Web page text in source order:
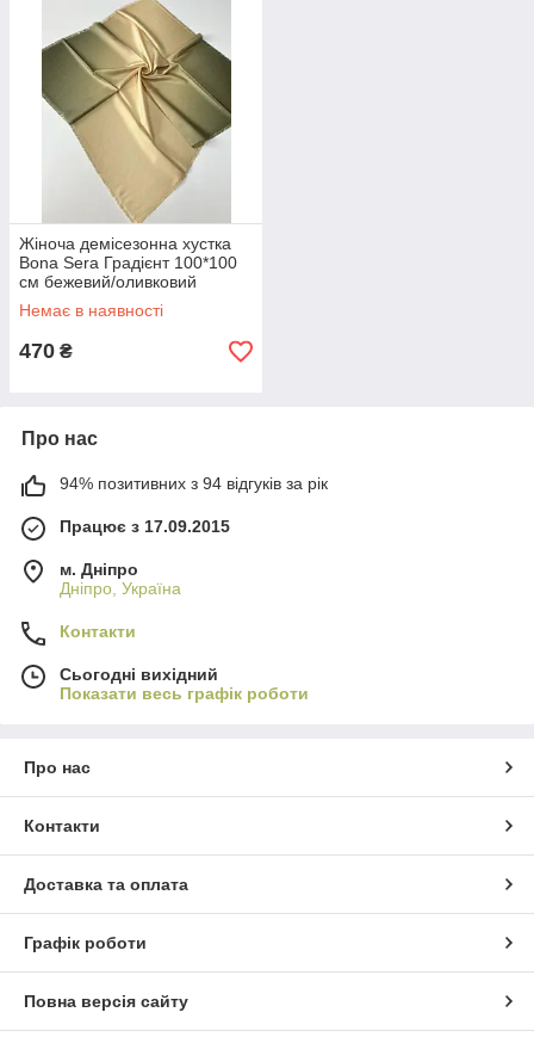
Жіноча демісезонна хустка
Bona Sera Градієнт 100*100
см бежевий/оливковий
Немає в наявності
470 ₴
Про нас
94% позитивних з 94 відгуків за рік
Працює з 17.09.2015
м. Дніпро
Дніпро, Україна
Контакти
Сьогодні вихідний
Показати весь графік роботи
Про нас
Контакти
Доставка та оплата
Графік роботи
Повна версія сайту